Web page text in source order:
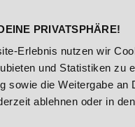
PRIVATSPHÄRE!
Erlebnis nutzen wir
und Statistiken zu
sowie die Weitergabe an
ablehnen oder in
20% Rabatt bis